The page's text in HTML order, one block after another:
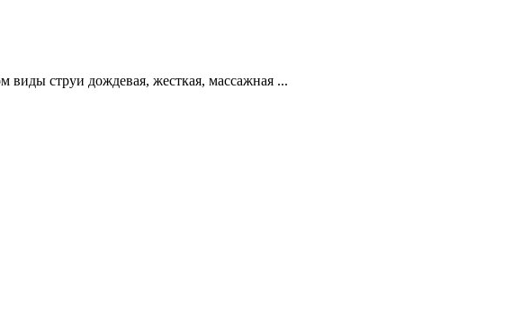
виды струи дождевая, жесткая, массажная ...